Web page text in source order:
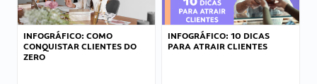
INFOGRÁFICO: COMO
CONQUISTAR CLIENTES DO
ZERO
INFOGRÁFICO: 10 DICAS
PARA ATRAIR CLIENTES